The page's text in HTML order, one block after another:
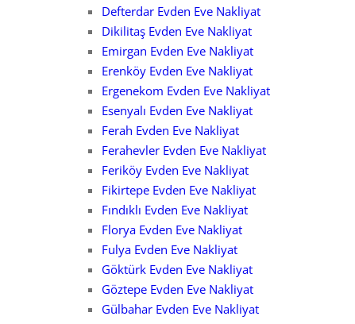
Defterdar Evden Eve Nakliyat
Dikilitaş Evden Eve Nakliyat
Emirgan Evden Eve Nakliyat
Erenköy Evden Eve Nakliyat
Ergenekom Evden Eve Nakliyat
Esenyalı Evden Eve Nakliyat
Ferah Evden Eve Nakliyat
Ferahevler Evden Eve Nakliyat
Feriköy Evden Eve Nakliyat
Fikirtepe Evden Eve Nakliyat
Fındıklı Evden Eve Nakliyat
Florya Evden Eve Nakliyat
Fulya Evden Eve Nakliyat
Göktürk Evden Eve Nakliyat
Göztepe Evden Eve Nakliyat
Gülbahar Evden Eve Nakliyat